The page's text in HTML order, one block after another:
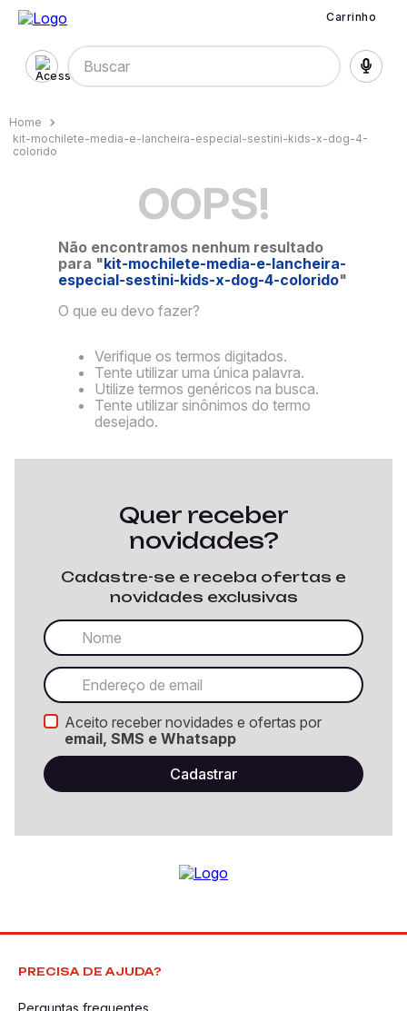
Carrinho
Buscar
kit-mochilete-media-e-lancheira-especial-sestini-kids-x-dog-4-
colorido
OOPS!
Não encontramos nenhum resultado
para "kit-mochilete-media-e-lancheira-
especial-sestini-kids-x-dog-4-colorido"
O que eu devo fazer?
Verifique os termos digitados.
Tente utilizar uma única palavra.
Utilize termos genéricos na busca.
Tente utilizar sinônimos do termo
desejado.
Quer receber
novidades?
Cadastre-se e receba ofertas e
novidades exclusivas
Aceito receber novidades e ofertas por
email, SMS e Whatsapp
PRECISA DE AJUDA?
Perguntas frequentes